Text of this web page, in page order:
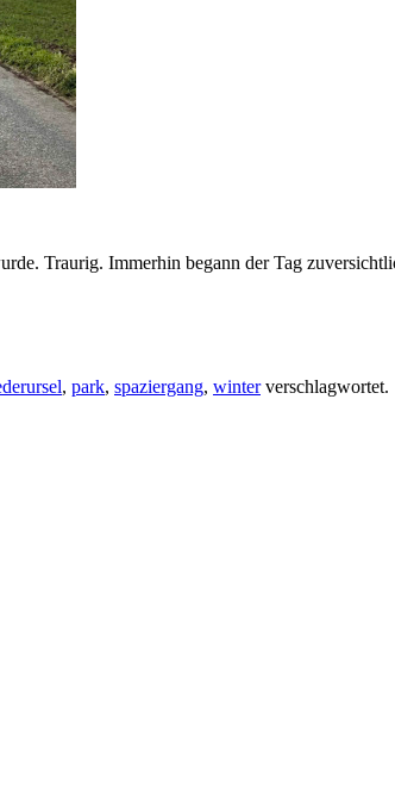
Traurig. Immerhin begann der Tag
, park, spaziergang, winterverschlagwortet.